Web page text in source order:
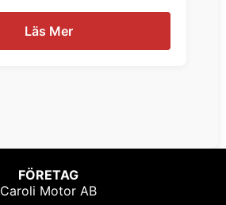
Läs Mer
FÖRETAG
Caroli Motor AB